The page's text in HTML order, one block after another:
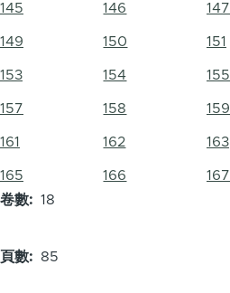
145 146 147
149 150 151
153 154 155
157 158 159
161 162 163
165 166 167
卷數
18
頁數 85